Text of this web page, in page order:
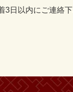
日以内にご連絡下